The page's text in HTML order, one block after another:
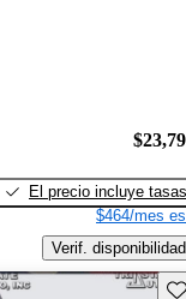
El precio incluye tasas
$464/mes
Verif. disponibilidad